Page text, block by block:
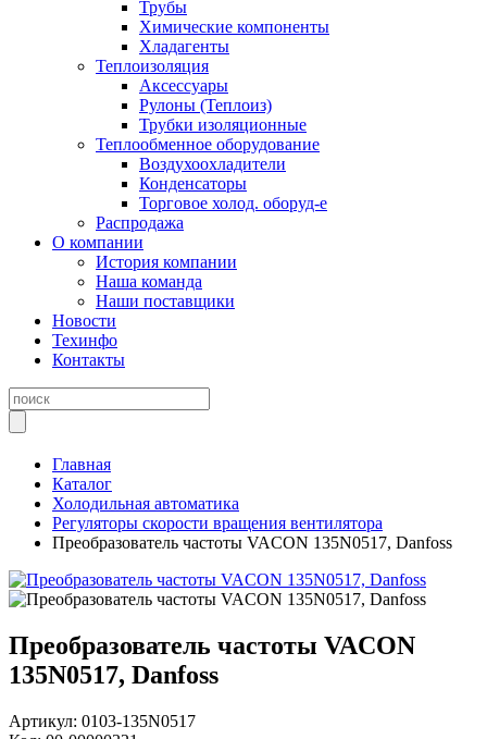
Трубы
Химические компоненты
Хладагенты
Теплоизоляция
Аксессуары
Рулоны (Теплоиз)
Трубки изоляционные
Теплообменное оборудование
Воздухоохладители
Конденсаторы
Торговое холод. оборуд-е
Распродажа
О компании
История компании
Наша команда
Наши поставщики
Новости
Техинфо
Контакты
Главная
Каталог
Холодильная автоматика
Регуляторы скорости вращения вентилятора
Преобразователь частоты VACON 135N0517, Danfoss
Преобразователь частоты VACON
135N0517, Danfoss
Артикул: 0103-135N0517